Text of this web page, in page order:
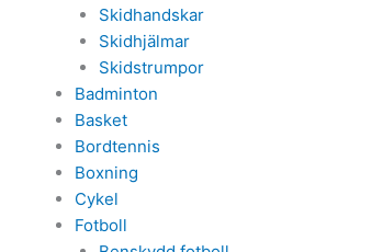
Skidhandskar
Skidhjälmar
Skidstrumpor
Badminton
Basket
Bordtennis
Boxning
Cykel
Fotboll